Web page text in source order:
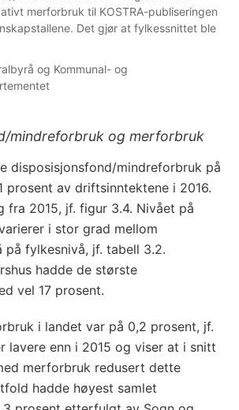
merforbruk til KOSTRA-publiseringen
Det gjør at fylkessnittet ble
og Kommunal- og
mindreforbruk og merforbruk
disposisjonsfond/mindreforbruk på
prosent av driftsinntektene i 2016.
fra 2015, jf. figur 3.4. Nivået på
i stor grad mellom
på fylkesnivå, jf. tabell 3.2.
hadde de største
vel 17 prosent.
i landet var på 0,2 prosent, jf.
lavere enn i 2015 og viser at i snitt
merforbruk redusert dette
hadde høyest samlet